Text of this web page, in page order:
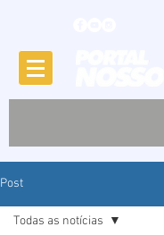
Post
Todas as notícias